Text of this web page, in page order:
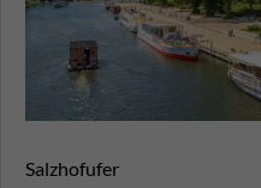
Salzhofufer